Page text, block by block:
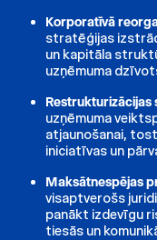
Korporatīvā
stratēģijas
un kapitāla
uzņēmuma
Restrukturizācijas
uzņēmuma
atjaunošanai,
iniciatīvas un
Maksātnespējas
visaptverošs
panākt izdevīgu
tiesās un